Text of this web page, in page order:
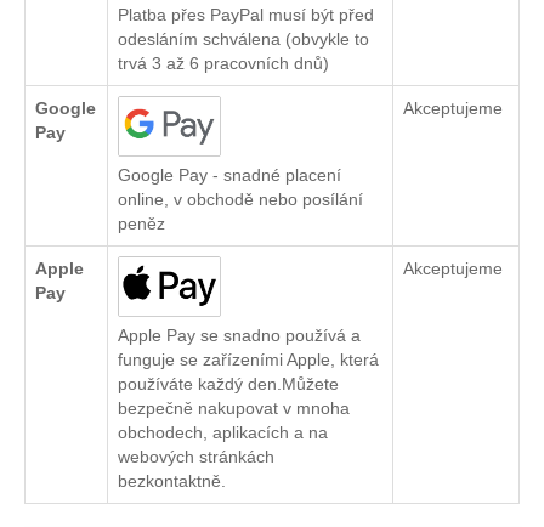
Platba přes PayPal musí být před
odesláním schválena (obvykle to
trvá 3 až 6 pracovních dnů)
Google
Pay
Google Pay - snadné placení
online, v obchodě nebo posílání
peněz
Akceptujeme
Apple
Pay
Apple Pay se snadno používá a
funguje se zařízeními Apple, která
používáte každý den.Můžete
bezpečně nakupovat v mnoha
obchodech, aplikacích a na
webových stránkách
bezkontaktně.
Akceptujeme